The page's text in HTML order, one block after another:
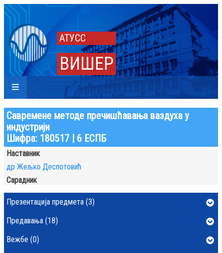
АТУСС
ВИШЕР
Савремене методе пречишћавања ваздуха у
индустрији
Шифра: 180517 | 6 ЕСПБ
Наставник
др Жељко Деспотовић
Сарадник
Презентација предмета (3)
Предавања (18)
Вежбе (0)